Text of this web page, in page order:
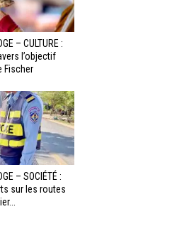
– CULTURE :
l’objectif
Fischer
– SOCIÉTÉ :
sur les routes